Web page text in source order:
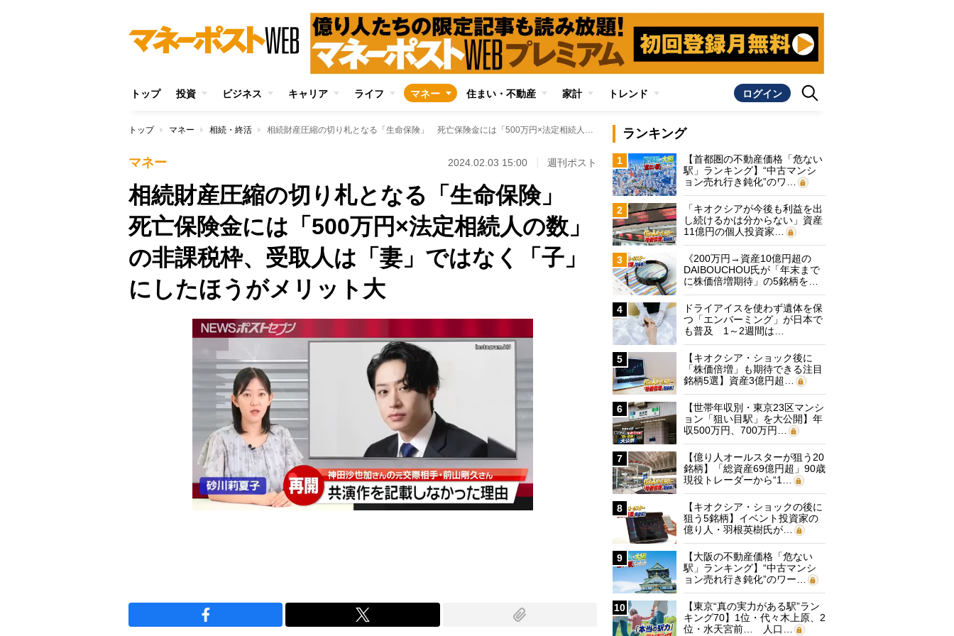
トップ 投資 ビジネス キャリア ライフ マネー 住まい・不動産 家計 トレンド ログイン
トップ マネー 相続・終活 相続財産圧縮の切り札となる「生命保険」 死亡保険金には「500万円×法定相続人の数」の非課税枠、受取人は「妻」ではなく「子」にしたほうがメリット大
マネー 2024.02.03 15:00 週刊ポスト
相続財産圧縮の切り札となる「生命保険」
死亡保険金には「500万円×法定相続人の数」
の非課税枠、受取人は「妻」ではなく「子」
にしたほうがメリット大
ランキング
1
【首都圏の不動産価格「危ない
駅」ランキング】“中古マンシ
ョン売れ行き鈍化”のワ…
2
「キオクシアが今後も利益を出
し続けるかは分からない」資産
11億円の個人投資家…
3
《200万円→資産10億円超の
DAIBOUCHOU氏が「年末まで
に株価倍増期待」の5銘柄を…
4
ドライアイスを使わず遺体を保
つ「エンバーミング」が日本で
も普及 1～2週間は…
5
【キオクシア・ショック後に
「株価倍増」も期待できる注目
銘柄5選】資産3億円超…
6
【世帯年収別・東京23区マンシ
ョン「狙い目駅」を大公開】年
収500万円、700万円…
7
【億り人オールスターが狙う20
銘柄】「総資産69億円超」90歳
現役トレーダーから“1…
8
【キオクシア・ショックの後に
狙う5銘柄】イベント投資家の
億り人・羽根英樹氏が…
9
【大阪の不動産価格「危ない
駅」ランキング】“中古マンシ
ョン売れ行き鈍化”のワー…
10
【東京“真の実力がある駅”ラン
キング70】1位・代々木上原、2
位・水天宮前… 人口…